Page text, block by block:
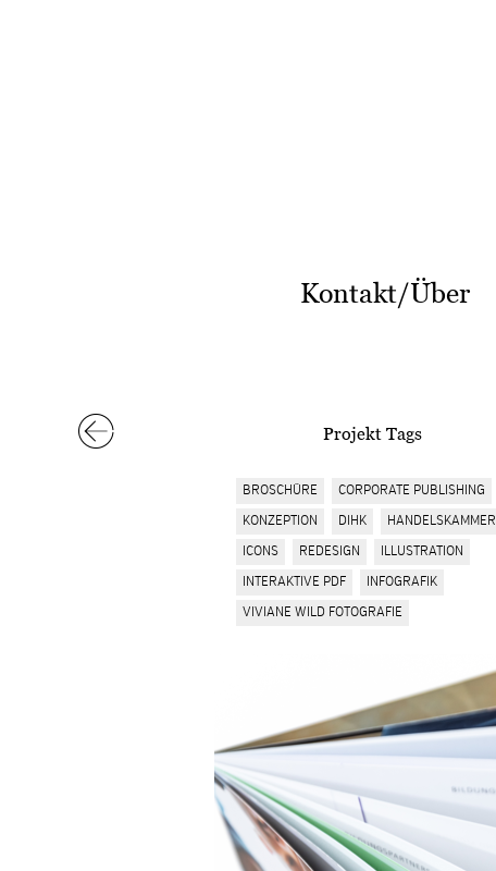
Kontakt/Über
Projekt Tags
BROSCHÜRE
CORPORATE PUBLISHING
KONZEPTION
DIHK
HANDELSKAMMER
ICONS
REDESIGN
ILLUSTRATION
INTERAKTIVE PDF
INFOGRAFIK
VIVIANE WILD FOTOGRAFIE